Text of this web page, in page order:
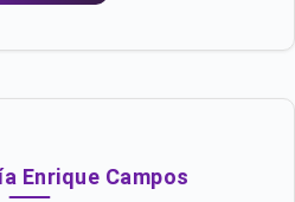
Enrique Campos